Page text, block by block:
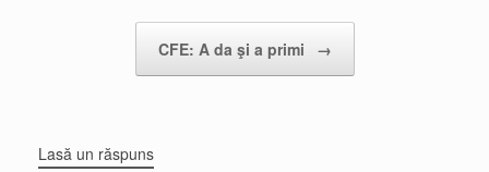
CFE: A da şi a primi →
Lasă un răspuns